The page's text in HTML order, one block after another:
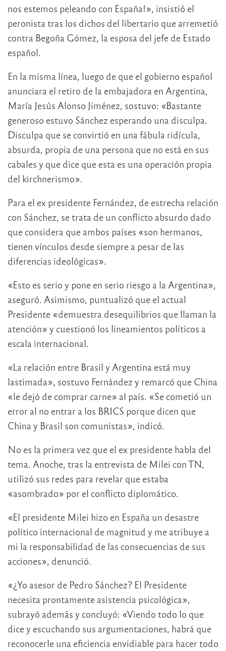
nos estemos peleando con España!», insistió el
peronista tras los dichos del libertario que arremetió
contra Begoña Gómez, la esposa del jefe de Estado
español.
En la misma línea, luego de que el gobierno español
anunciara el retiro de la embajadora en Argentina,
María Jesús Alonso Jiménez, sostuvo: «Bastante
generoso estuvo Sánchez esperando una disculpa.
Disculpa que se convirtió en una fábula ridícula,
absurda, propia de una persona que no está en sus
cabales y que dice que esta es una operación propia
del kirchnerismo».
Para el ex presidente Fernández, de estrecha relación
con Sánchez, se trata de un conflicto absurdo dado
que considera que ambos países «son hermanos,
tienen vínculos desde siempre a pesar de las
diferencias ideológicas».
«Esto es serio y pone en serio riesgo a la Argentina»,
aseguró. Asimismo, puntualizó que el actual
Presidente «demuestra desequilibrios que llaman la
atención» y cuestionó los lineamientos políticos a
escala internacional.
«La relación entre Brasil y Argentina está muy
lastimada», sostuvo Fernández y remarcó que China
«le dejó de comprar carne» al país. «Se cometió un
error al no entrar a los BRICS porque dicen que
China y Brasil son comunistas», indicó.
No es la primera vez que el ex presidente habla del
tema. Anoche, tras la entrevista de Milei con TN,
utilizó sus redes para revelar que estaba
«asombrado» por el conflicto diplomático.
«El presidente Milei hizo en España un desastre
político internacional de magnitud y me atribuye a
mi la responsabilidad de las consecuencias de sus
acciones», denunció.
«¿Yo asesor de Pedro Sánchez? El Presidente
necesita prontamente asistencia psicológica»,
subrayó además y concluyó: «Viendo todo lo que
dice y escuchando sus argumentaciones, habrá que
reconocerle una eficiencia envidiable para hacer todo